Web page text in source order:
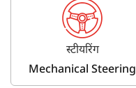
स्टीयरिंग
Mechanical Steering